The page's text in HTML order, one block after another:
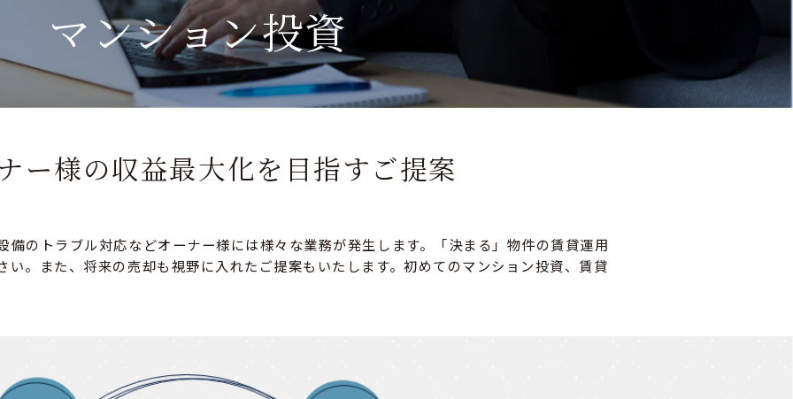
マンション投資
ー様の収益最大化を目指すご提案
備のトラブル対応などオーナー様には様々な業務が発生します。「決まる」物件の賃貸運用
い。また、将来の売却も視野に入れたご提案もいたします。初めてのマンション投資、賃貸